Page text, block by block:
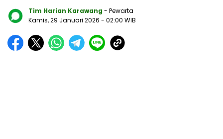
Tim Harian Karawang - Pewarta
Kamis, 29 Januari 2026 - 02:00 WIB